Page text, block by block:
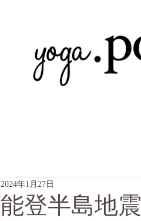
能登半島地
2024年1月27日